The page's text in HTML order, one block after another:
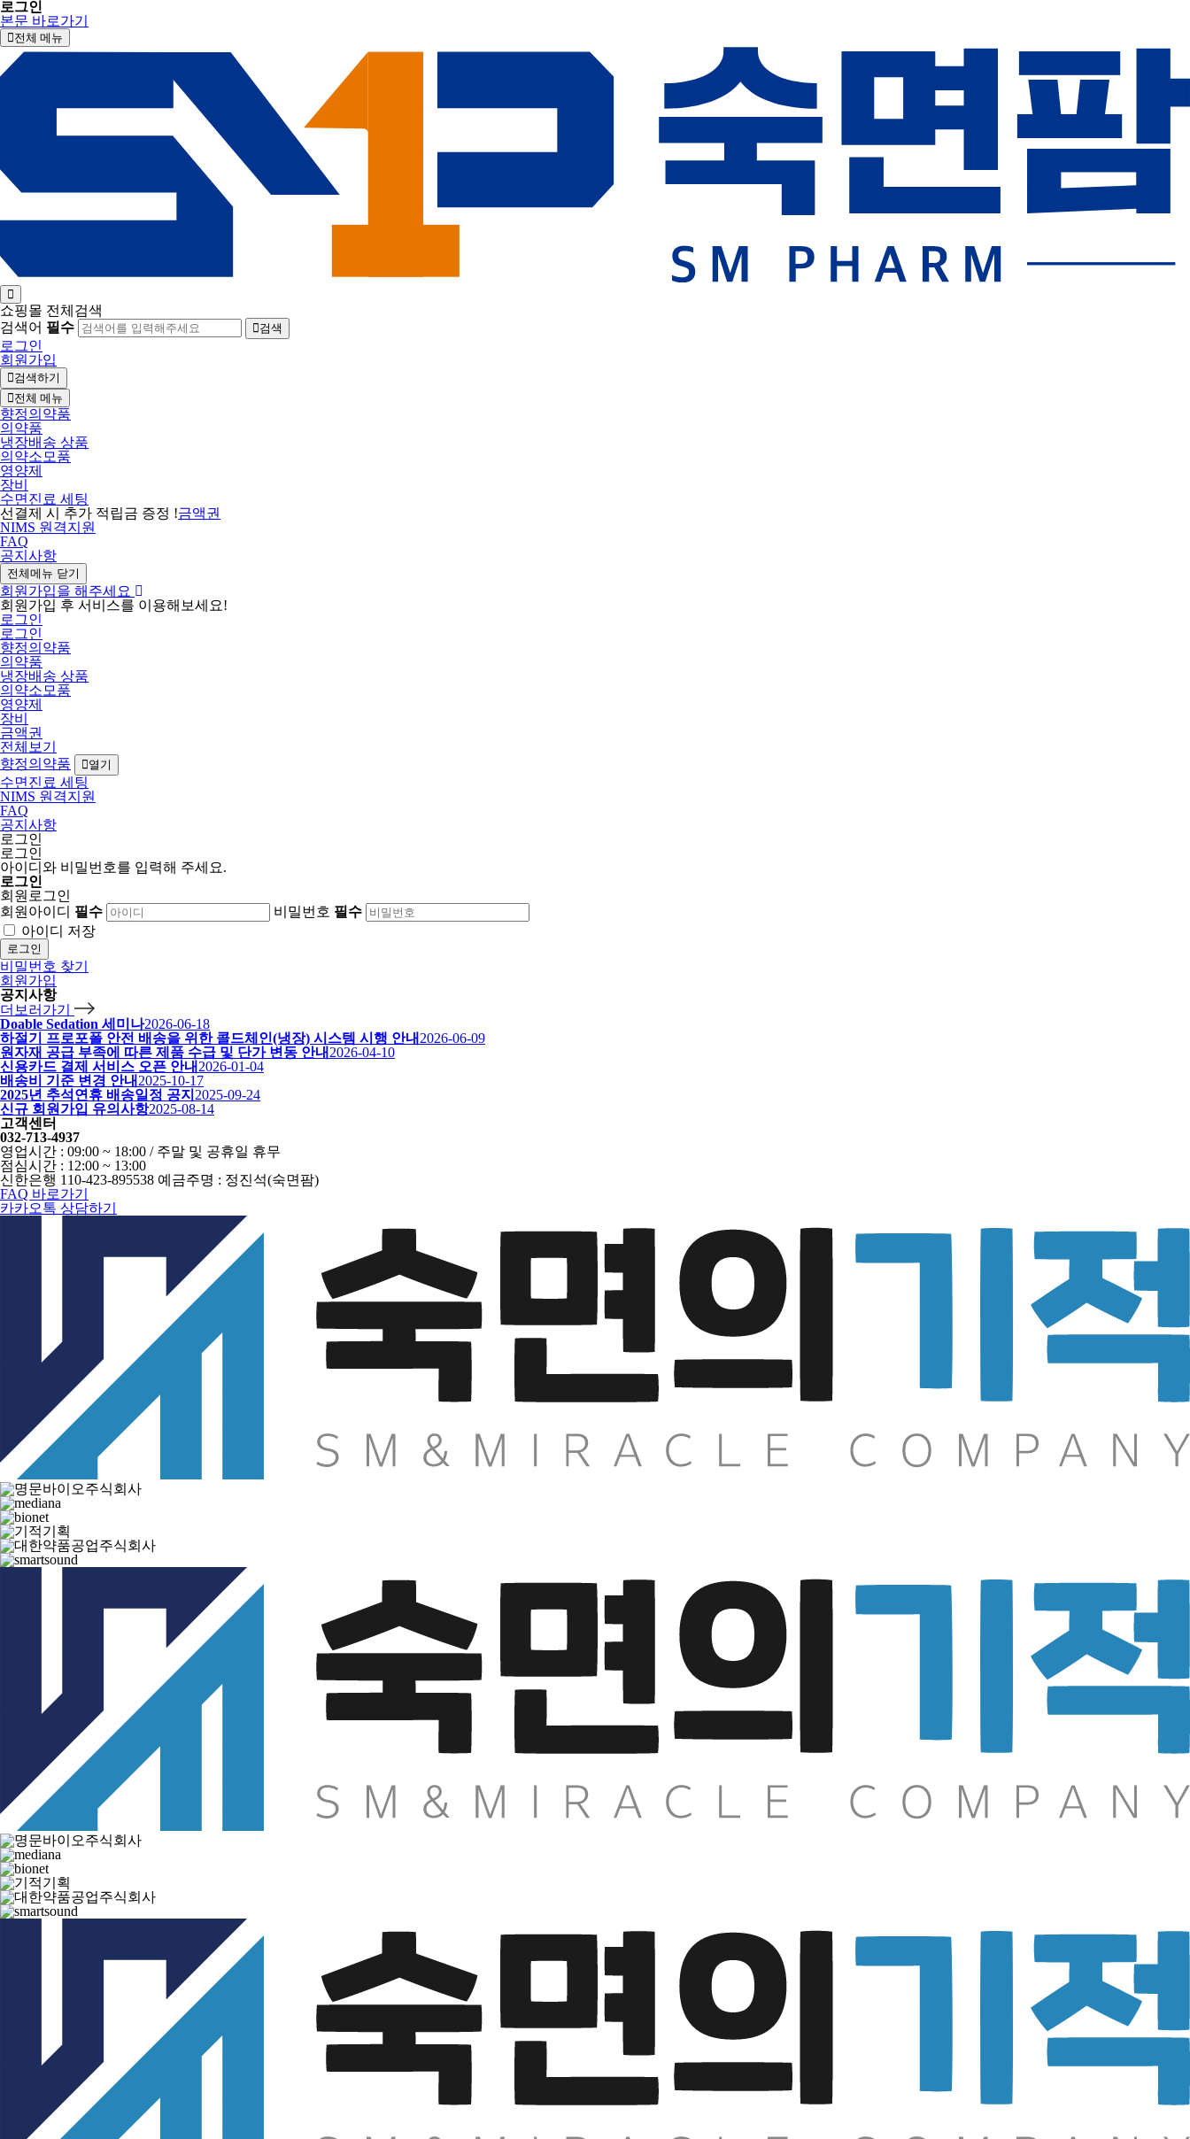
로그인
본문 바로가기
전체 메뉴
쇼핑몰 전체검색
검색어 필수 검색
로그인
회원가입
검색하기
전체 메뉴
향정의약품
의약품
냉장배송 상품
의약소모품
영양제
장비
수면진료 세팅
선결제 시 추가 적립금 증정 !금액권
NIMS 원격지원
FAQ
공지사항
전체메뉴 닫기
회원가입을 해주세요
회원가입 후 서비스를 이용해보세요!
로그인
로그인
향정의약품
의약품
냉장배송 상품
의약소모품
영양제
장비
금액권
전체보기
향정의약품
열기
수면진료 세팅
NIMS 원격지원
FAQ
공지사항
로그인
로그인
아이디와 비밀번호를 입력해 주세요.
로그인
회원로그인
회원아이디 필수 비밀번호 필수
아이디 저장
로그인
비밀번호 찾기
회원가입
공지사항
더보러가기
Doable Sedation 세미나2026-06-18
하절기 프로포폴 안전 배송을 위한 콜드체인(냉장) 시스템 시행 안내 2026-06-09
원자재 공급 부족에 따른 제품 수급 및 단가 변동 안내 2026-04-10
신용카드 결제 서비스 오픈 안내 2026-01-04
배송비 기준 변경 안내 2025-10-17
2025년 추석연휴 배송일정 공지 2025-09-24
신규 회원가입 유의사항2025-08-14
고객센터
032-713-4937
영업시간 : 09:00 ~ 18:00 / 주말 및 공휴일 휴무
점심시간 : 12:00 ~ 13:00
신한은행 110-423-895538 예금주명 : 정진석(숙면팜)
FAQ 바로가기
카카오톡 상담하기